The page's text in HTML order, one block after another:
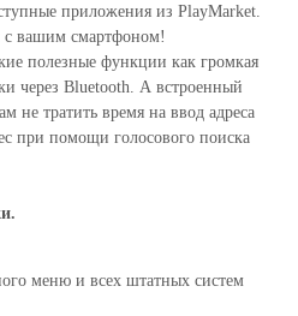
приложения из PlayMarket.
с вашим смартфоном!
полезные функции как громкая
через Bluetooth. А встроенный
не тратить время на ввод адреса
при помощи голосового поиска
меню и всех штатных систем